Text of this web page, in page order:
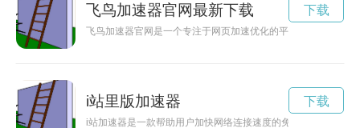
飞鸟加速器官网最新下载
飞鸟加速器官网是一个专注于网页加速优化的平台，致力于为
下载
i站里版加速器
i站加速器是一款帮助用户加快网络连接速度的免费工具，可有
下载